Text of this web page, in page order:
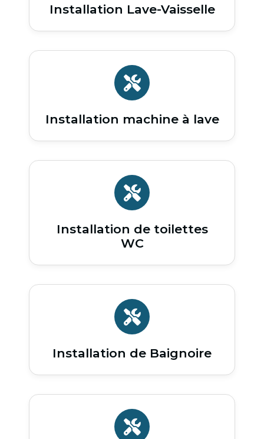
Installation Lave-Vaisselle
Installation machine à lave
Installation de toilettes
WC
Installation de Baignoire